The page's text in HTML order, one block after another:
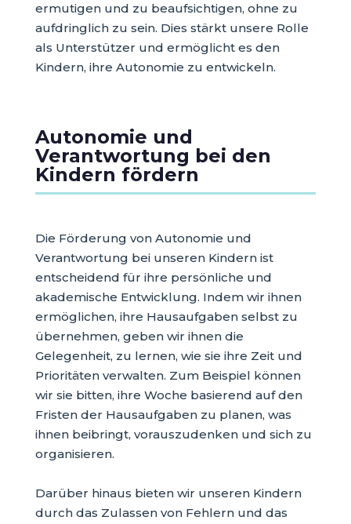
ermutigen und zu beaufsichtigen, ohne zu
aufdringlich zu sein. Dies stärkt unsere Rolle
als Unterstützer und ermöglicht es den
Kindern, ihre Autonomie zu entwickeln.
Autonomie und
Verantwortung bei den
Kindern fördern
Die Förderung von Autonomie und
Verantwortung bei unseren Kindern ist
entscheidend für ihre persönliche und
akademische Entwicklung. Indem wir ihnen
ermöglichen, ihre Hausaufgaben selbst zu
übernehmen, geben wir ihnen die
Gelegenheit, zu lernen, wie sie ihre Zeit und
Prioritäten verwalten. Zum Beispiel können
wir sie bitten, ihre Woche basierend auf den
Fristen der Hausaufgaben zu planen, was
ihnen beibringt, vorauszudenken und sich zu
organisieren.
Darüber hinaus bieten wir unseren Kindern
durch das Zulassen von Fehlern und das